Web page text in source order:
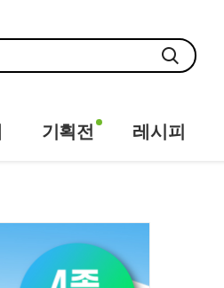
기획전 레시피